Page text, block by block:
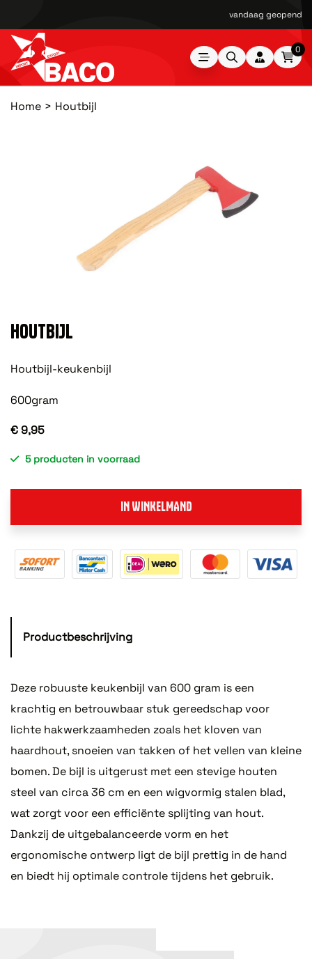
vandaag geopend
0
Home Houtbijl
HOUTBIJL
Houtbijl-keukenbijl
600gram
€ 9,95
5 producten in voorraad
IN WINKELMAND
Productbeschrijving
Deze robuuste keukenbijl van 600 gram is een
krachtig en betrouwbaar stuk gereedschap voor
lichte hakwerkzaamheden zoals het kloven van
haardhout, snoeien van takken of het vellen van kleine
bomen. De bijl is uitgerust met een stevige houten
steel van circa 36 cm en een wigvormig stalen blad,
wat zorgt voor een efficiënte splijting van hout.
Dankzij de uitgebalanceerde vorm en het
ergonomische ontwerp ligt de bijl prettig in de hand
en biedt hij optimale controle tijdens het gebruik.